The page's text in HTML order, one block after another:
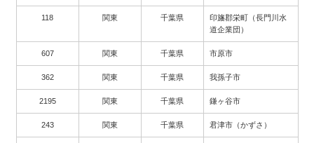
118 関東 千葉県
印旛郡栄町（長門川水
道企業団）
607 関東 千葉県 市原市
362 関東 千葉県 我孫子市
2195 関東 千葉県 鎌ヶ谷市
243 関東 千葉県 君津市（かずさ）